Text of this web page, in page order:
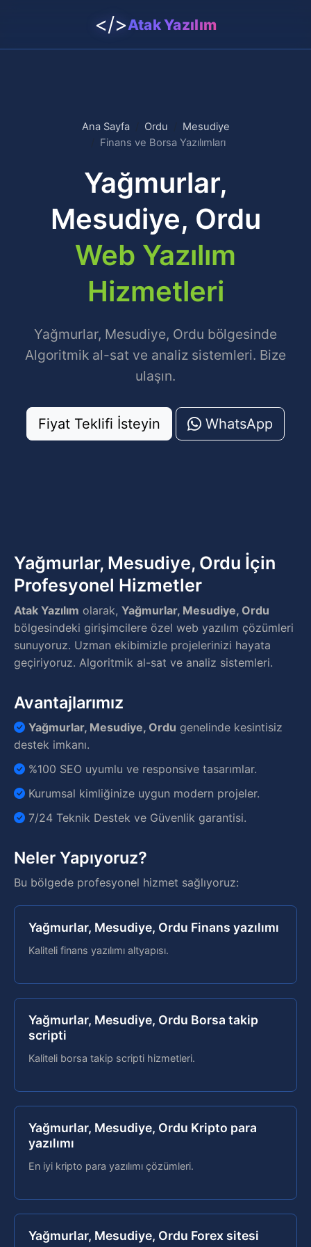
</>Atak Yazılım
Ana Sayfa Ordu
Mesudiye
Finans ve Borsa Yazılımları
Yağmurlar,
Mesudiye, Ordu
Web Yazılım
Hizmetleri
Yağmurlar, Mesudiye, Ordu bölgesinde
Algoritmik al-sat ve analiz sistemleri. Bize
ulaşın.
Fiyat Teklifi İsteyin WhatsApp
Yağmurlar, Mesudiye, Ordu İçin
Profesyonel Hizmetler
Atak Yazılım olarak, Yağmurlar, Mesudiye, Ordu
bölgesindeki girişimcilere özel web yazılım çözümleri
sunuyoruz. Uzman ekibimizle projelerinizi hayata
geçiriyoruz. Algoritmik al-sat ve analiz sistemleri.
Avantajlarımız
Yağmurlar, Mesudiye, Ordu genelinde kesintisiz
destek imkanı.
%100 SEO uyumlu ve responsive tasarımlar.
Kurumsal kimliğinize uygun modern projeler.
7/24 Teknik Destek ve Güvenlik garantisi.
Neler Yapıyoruz?
Bu bölgede profesyonel hizmet sağlıyoruz:
Yağmurlar, Mesudiye, Ordu Finans yazılımı
Kaliteli finans yazılımı altyapısı.
Yağmurlar, Mesudiye, Ordu Borsa takip
scripti
Kaliteli borsa takip scripti hizmetleri.
Yağmurlar, Mesudiye, Ordu Kripto para
yazılımı
En iyi kripto para yazılımı çözümleri.
Yağmurlar, Mesudiye, Ordu Forex sitesi